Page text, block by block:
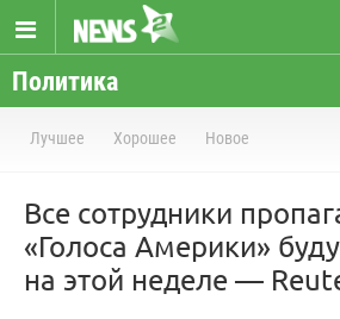
Политика
Лучшее Хорошее Новое
Все сотрудники
«Голоса Америки»
на этой неделе —